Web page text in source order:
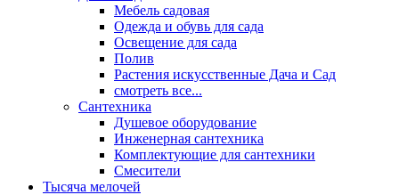
Мебель садовая
Одежда и обувь для сада
Освещение для сада
Полив
Растения искусственные Дача и Сад
смотреть все...
Сантехника
Душевое оборудование
Инженерная сантехника
Комплектующие для сантехники
Смесители
Тысяча мелочей